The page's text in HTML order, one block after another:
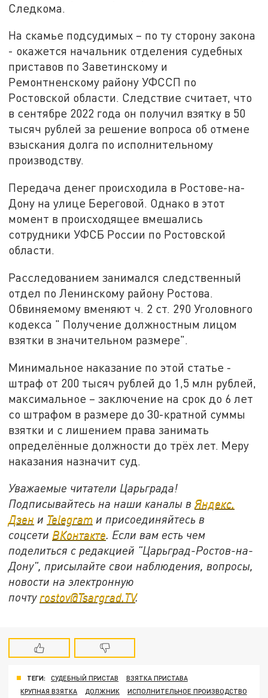
Следкома.
На скамье подсудимых – по ту сторону закона
- окажется начальник отделения судебных
приставов по Заветинскому и
Ремонтненскому району УФССП по
Ростовской области. Следствие считает, что
в сентябре 2022 года он получил взятку в 50
тысяч рублей за решение вопроса об отмене
взыскания долга по исполнительному
производству.
Передача денег происходила в Ростове-на-
Дону на улице Береговой. Однако в этот
момент в происходящее вмешались
сотрудники УФСБ России по Ростовской
области.
Расследованием занимался следственный
отдел по Ленинскому району Ростова.
Обвиняемому вменяют ч. 2 ст. 290 Уголовного
кодекса " Получение должностным лицом
взятки в значительном размере".
Минимальное наказание по этой статье -
штраф от 200 тысяч рублей до 1,5 млн рублей,
максимальное – заключение на срок до 6 лет
со штрафом в размере до 30-кратной суммы
взятки и с лишением права занимать
определённые должности до трёх лет. Меру
наказания назначит суд.
Уважаемые читатели Царьграда!
Подписывайтесь на наши каналы вЯндекс.
Дзен и Telegram и присоединяйтесь в
соцсети ВКонтакте. Если вам есть чем
поделиться с редакцией "Царьград-Ростов-на-
Дону", присылайте свои наблюдения, вопросы,
новости на электронную
почту rostov@Tsargrad.ТV.
ТЕГИ: СУДЕБНЫЙ ПРИСТАВ
ВЗЯТКА ПРИСТАВА
КРУПНАЯ ВЗЯТКА
ДОЛЖНИК
ИСПОЛНИТЕЛЬНОЕ ПРОИЗВОДСТВО